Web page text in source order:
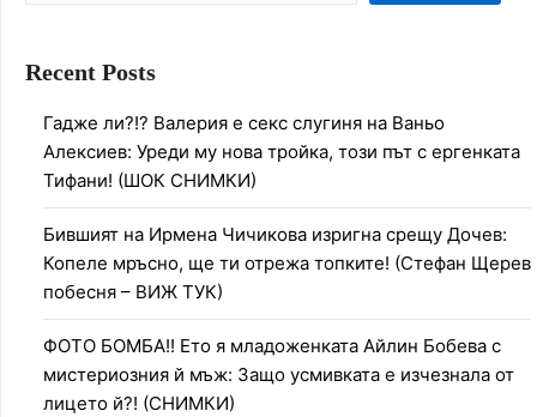
Recent Posts
Гадже ли?!? Валерия е секс слугиня на Ваньо
Алексиев: Уреди му нова тройка, този път с ергенката
Тифани! (ШОК СНИМКИ)
Бившият на Ирмена Чичикова изригна срещу Дочев:
Копеле мръсно, ще ти отрежа топките! (Стефан Щерев
побесня – ВИЖ ТУК)
ФОТО БОМБА!! Ето я младоженката Айлин Бобева с
мистериозния й мъж: Защо усмивката е изчезнала от
лицето й?! (СНИМКИ)